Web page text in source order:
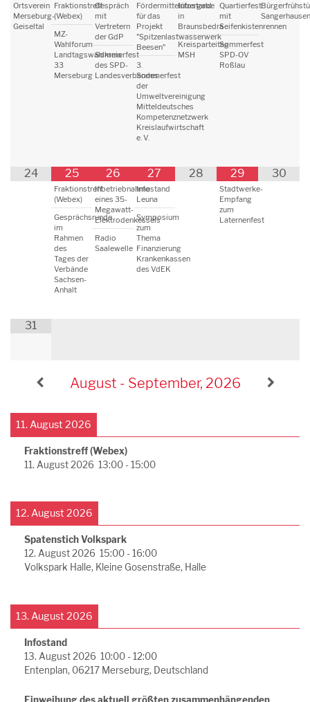
Ortsverein
Merseburg-
Geiseltal
Fraktionstreff
(Webex)
MZ-
Wahlforum
Landtagswahlkreis
33
Merseburg
Gespräch
mit
Vertretern
der GdP
Sommerfest
des SPD-
Landesverbandes
Fördermittelübergabe
für das
Projekt
"Spitzenlastwasserwerk
Beesen"
3.
Sommerfest
der
Umweltvereinigung
Mitteldeutsches
Kompetenznetzwerk
Kreislaufwirtschaft
e. V.
Infostand
in
Braunsbedra
Kreisparteitag
MSH
Quartierfest
mit
Seifenkistenrennen
Sommerfest
SPD-OV
Roßlau
Sangerhausen
24 25
Fraktionstreff
(Webex)
Gesprächsrunde
im
Rahmen
des
Tages der
Verbände
Sachsen-
Anhalt
26
Inbetriebnahme
eines 35-
Megawatt-
Elektrodenkessels
Radio
Saalewelle
27
Infostand
Leuna
Symposium
zum
Thema
Finanzierung
Krankenkassen
des VdEK
28 29
Stadtwerke-
Empfang
zum
Laternenfest
30
31
August - September, 2026
11. August 2026
Fraktionstreff (Webex)
11. August 2026 13:00-15:00
12. August 2026
Spatenstich Volkspark
12. August 2026 15:00-16:00
Volkspark Halle, Kleine Gosenstraße, Halle
13. August 2026
Infostand
13. August 2026 10:00-12:00
Entenplan, 06217 Merseburg, Deutschland